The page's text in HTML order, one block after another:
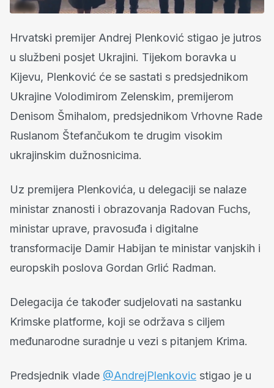
Hrvatski premijer Andrej Plenković stigao je jutros
u službeni posjet Ukrajini. Tijekom boravka u
Kijevu, Plenković će se sastati s predsjednikom
Ukrajine Volodimirom Zelenskim, premijerom
Denisom Šmihalom, predsjednikom Vrhovne Rade
Ruslanom Štefančukom te drugim visokim
ukrajinskim dužnosnicima.
Uz premijera Plenkovića, u delegaciji se nalaze
ministar znanosti i obrazovanja Radovan Fuchs,
ministar uprave, pravosuđa i digitalne
transformacije Damir Habijan te ministar vanjskih i
europskih poslova Gordan Grlić Radman.
Delegacija će također sudjelovati na sastanku
Krimske platforme, koji se održava s ciljem
međunarodne suradnje u vezi s pitanjem Krima.
Predsjednik vlade @AndrejPlenkovic stigao je u